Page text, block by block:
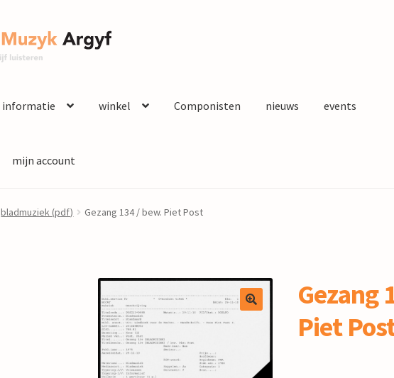
informatie winkel Componisten nieuws events
mijn account
bladmuziek (pdf) Gezang 134 / bew. Piet Post
Gezang
Piet